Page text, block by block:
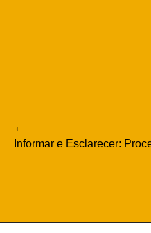
Navegação
Informar e Esclarecer: